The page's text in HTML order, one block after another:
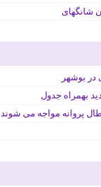
شانگهای
بوشهر
بهمراه جدول
پروانه مواجه می شوند